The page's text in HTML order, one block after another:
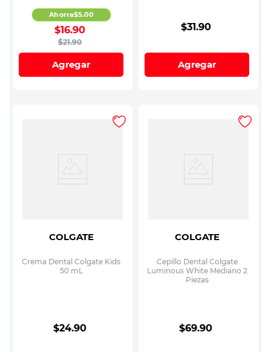
$21.90
$16.90
Ahorra$5.00
Agregar
$31.90
Agregar
COLGATE
Crema Dental Colgate Kids
50 mL
$24.90
COLGATE
Cepillo Dental Colgate
Luminous White Mediano 2
Piezas
$69.90